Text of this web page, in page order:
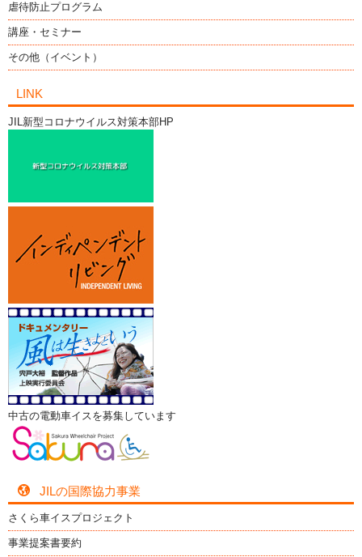
虐待防止プログラム
講座・セミナー
その他（イベント）
LINK
JIL新型コロナウイルス対策本部HP
中古の電動車イスを募集しています
JILの国際協力事業
さくら車イスプロジェクト
事業提案書要約